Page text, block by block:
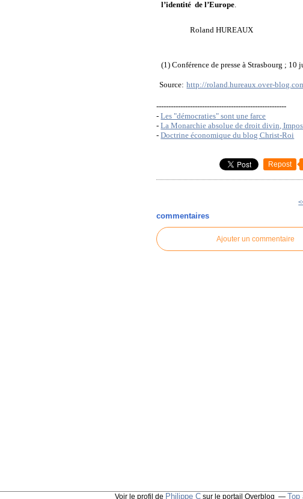
l’identité de l’Europe
Roland HUREAUX
(1) Conférence de presse à Strasbourg ; 10
Source: http://roland.hureaux.over-
------------------------------------------------------
- Les "démocraties" sont une farce
- La Monarchie absolue de droit divin,
- Doctrine économique du blog Christ-Roi
Repost
commentaires
Ajouter un commentaire
Voir le profil de Philippe C sur le portail Overblog Top